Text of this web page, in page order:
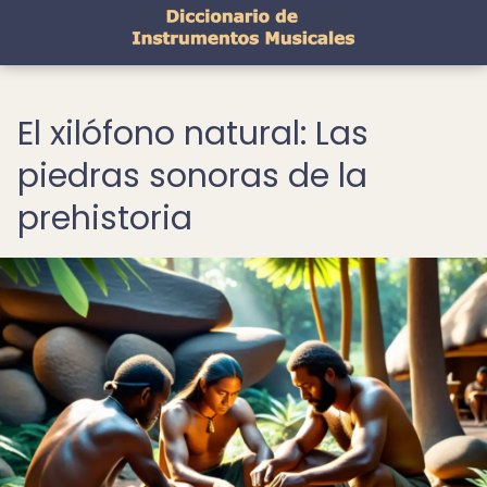
El xilófono natural: Las
piedras sonoras de la
prehistoria